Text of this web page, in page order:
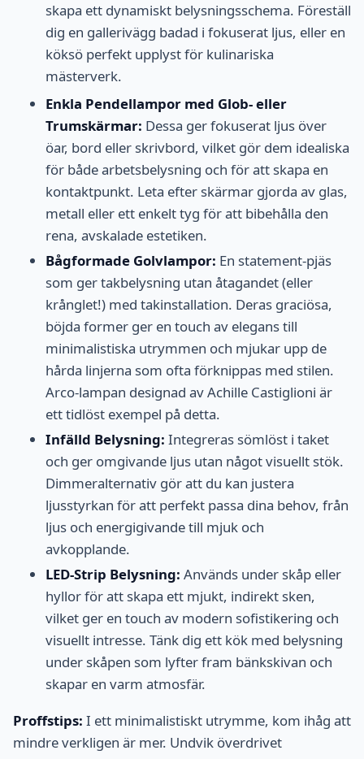
skapa ett dynamiskt belysningsschema. Föreställ
dig en gallerivägg badad i fokuserat ljus, eller en
köksö perfekt upplyst för kulinariska
mästerverk.
Enkla Pendellampor med Glob- eller
Trumskärmar: Dessa ger fokuserat ljus över
öar, bord eller skrivbord, vilket gör dem idealiska
för både arbetsbelysning och för att skapa en
kontaktpunkt. Leta efter skärmar gjorda av glas,
metall eller ett enkelt tyg för att bibehålla den
rena, avskalade estetiken.
Bågformade Golvlampor: En statement-pjäs
som ger takbelysning utan åtagandet (eller
krånglet!) med takinstallation. Deras graciösa,
böjda former ger en touch av elegans till
minimalistiska utrymmen och mjukar upp de
hårda linjerna som ofta förknippas med stilen.
Arco-lampan designad av Achille Castiglioni är
ett tidlöst exempel på detta.
Infälld Belysning: Integreras sömlöst i taket
och ger omgivande ljus utan något visuellt stök.
Dimmeralternativ gör att du kan justera
ljusstyrkan för att perfekt passa dina behov, från
ljus och energigivande till mjuk och
avkopplande.
LED-Strip Belysning: Används under skåp eller
hyllor för att skapa ett mjukt, indirekt sken,
vilket ger en touch av modern sofistikering och
visuellt intresse. Tänk dig ett kök med belysning
under skåpen som lyfter fram bänkskivan och
skapar en varm atmosfär.
Proffstips: I ett minimalistiskt utrymme, kom ihåg att
mindre verkligen är mer. Undvik överdrivet